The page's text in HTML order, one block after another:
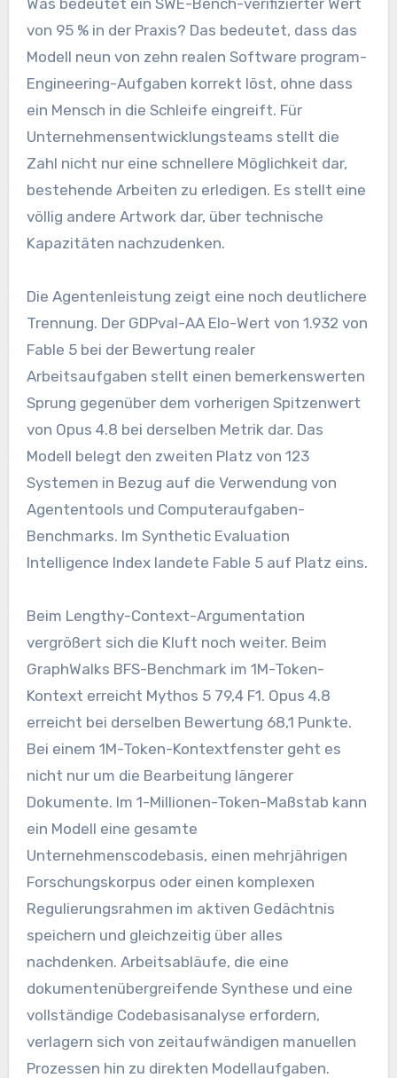
von 95 % in der Praxis? Das bedeutet, dass das
Modell neun von zehn realen Software program-
Engineering-Aufgaben korrekt löst, ohne dass
ein Mensch in die Schleife eingreift. Für
Unternehmensentwicklungsteams stellt die
Zahl nicht nur eine schnellere Möglichkeit dar,
bestehende Arbeiten zu erledigen. Es stellt eine
völlig andere Artwork dar, über technische
Kapazitäten nachzudenken.
Die Agentenleistung zeigt eine noch deutlichere
Trennung. Der GDPval-AA Elo-Wert von 1.932 von
Fable 5 bei der Bewertung realer
Arbeitsaufgaben stellt einen bemerkenswerten
Sprung gegenüber dem vorherigen Spitzenwert
von Opus 4.8 bei derselben Metrik dar. Das
Modell belegt den zweiten Platz von 123
Systemen in Bezug auf die Verwendung von
Agententools und Computeraufgaben-
Benchmarks. Im Synthetic Evaluation
Intelligence Index landete Fable 5 auf Platz eins.
Beim Lengthy-Context-Argumentation
vergrößert sich die Kluft noch weiter. Beim
GraphWalks BFS-Benchmark im 1M-Token-
Kontext erreicht Mythos 5 79,4 F1. Opus 4.8
erreicht bei derselben Bewertung 68,1 Punkte.
Bei einem 1M-Token-Kontextfenster geht es
nicht nur um die Bearbeitung längerer
Dokumente. Im 1-Millionen-Token-Maßstab kann
ein Modell eine gesamte
Unternehmenscodebasis, einen mehrjährigen
Forschungskorpus oder einen komplexen
Regulierungsrahmen im aktiven Gedächtnis
speichern und gleichzeitig über alles
nachdenken. Arbeitsabläufe, die eine
dokumentenübergreifende Synthese und eine
vollständige Codebasisanalyse erfordern,
verlagern sich von zeitaufwändigen manuellen
Prozessen hin zu direkten Modellaufgaben.